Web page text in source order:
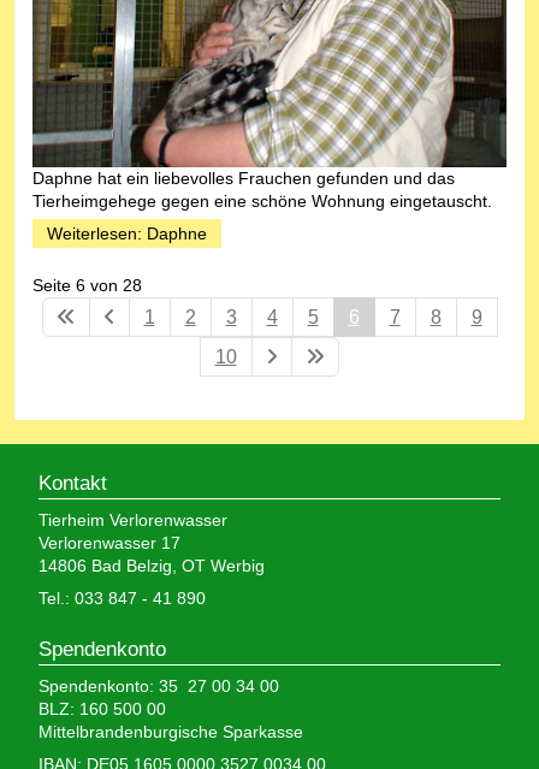
Daphne hat ein liebevolles Frauchen gefunden und das
Tierheimgehege gegen eine schöne Wohnung eingetauscht.
Weiterlesen: Daphne
Seite 6 von 28
1 2 3 4 5 6 7 8
9
10
Kontakt
Tierheim Verlorenwasser
Verlorenwasser 17
14806 Bad Belzig, OT Werbig
Tel.: 033 847 - 41 890
Spendenkonto
Spendenkonto: 35 27 00 34 00
BLZ: 160 500 00
Mittelbrandenburgische Sparkasse
IBAN: DE05 1605 0000 3527 0034 00